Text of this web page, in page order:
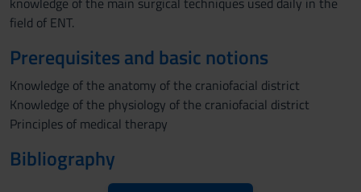
field of ENT.
Prerequisites and basic notions
Knowledge of the anatomy of the craniofacial district
Knowledge of the physiology of the craniofacial district
Principles of medical therapy
Bibliography